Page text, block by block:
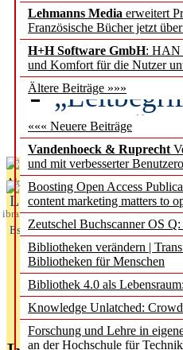
Lehmanns Media erweitert
Französische Bücher jetzt
H+H Software GmbH: HAN
und Komfort für die Nutzer
Ältere Beiträge »»»
««« Neuere Beiträge
Vandenhoeck & Ruprecht
und mit verbesserter
Boosting Open Access
content marketing matters to
Zeutschel Buchscanner OS
Bibliotheken verändern |
Bibliotheken für Menschen
Bibliothek 4.0 als
Knowledge Unlatched:
Forschung und Lehre in
an der Hochschule für
besser zu
des BIÖG
Aktuelles aus
L
ibrary
Essentials